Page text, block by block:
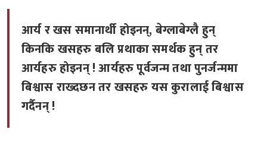
आर्य र खस समानार्थी होइनन्, बेग्लाबेग्लै हुन्
किनकि खसहरु बलि प्रथाका समर्थक हुन् तर
आर्यहरु होइनन् ! आर्यहरु पूर्वजन्म तथा पुनर्जन्ममा
बिश्वास राख्दछन तर खसहरु यस कुरालाई बिश्वास
गर्दैनन् !